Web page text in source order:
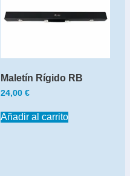
Maletín Rígido RB
24,00 €
Añadir al carrito